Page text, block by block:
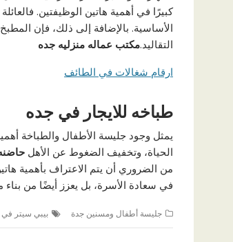
كبيرًا في أهمية هاتين الوظيفتين.
الأساسية. بالإضافة إلى ذلك، فإن
التقاليد.مكتب عماله منزليه جده
ارقام شغالات في الطائف
طباخه للايجار في جده
يمثل وجود جليسة الأطفال والطباخة
الحياة، وتخفيف الضغوط عن الأهل
من الضروري أن يتم الاعتراف بأهمية
في سعادة الأسرة، بل يعزز أيضًا من
جليسة أطفال ومسنين جدة بيبي سيتر